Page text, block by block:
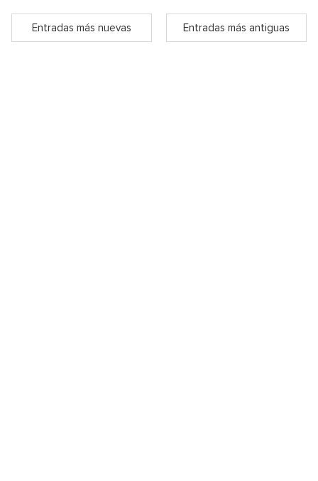
Entradas más nuevas Entradas más antiguas